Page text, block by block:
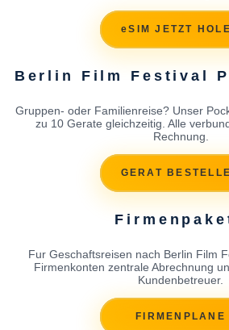
eSIM JETZT
Berlin Film Festival
Gruppen- oder Familienreise? Unser
zu 10 Gerate gleichzeitig. Alle
Rechnung.
GERAT
Fur Geschaftsreisen nach Berlin Film
Firmenkonten zentrale Abrechnung
Kundenbetreuer.
FIRMENPLANE